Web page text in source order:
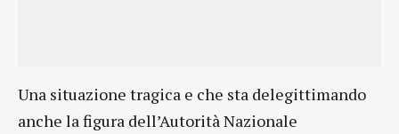
Una situazione tragica e che sta delegittimando
anche la figura dell’Autorità Nazionale